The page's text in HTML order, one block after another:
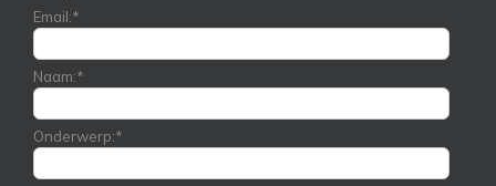
Email:*
Naam:*
Onderwerp:*